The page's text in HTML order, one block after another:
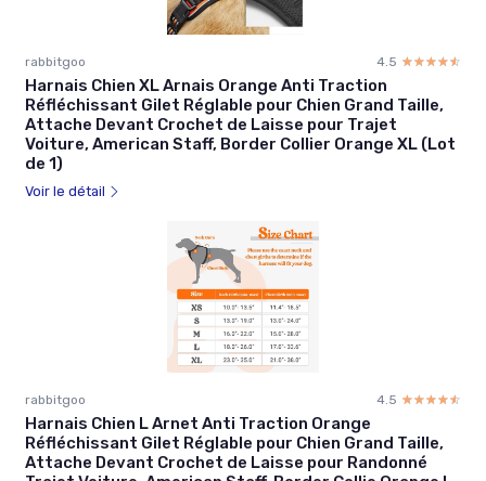
rabbitgoo 4.5 ☆☆☆☆☆
★★★★★
Harnais Chien XL Arnais Orange Anti Traction
Réfléchissant Gilet Réglable pour Chien Grand Taille,
Attache Devant Crochet de Laisse pour Trajet
Voiture, American Staff, Border Collier Orange XL (Lot
de 1)
Voir le détail
rabbitgoo 4.5 ☆☆☆☆☆
★★★★★
Harnais Chien L Arnet Anti Traction Orange
Réfléchissant Gilet Réglable pour Chien Grand Taille,
Attache Devant Crochet de Laisse pour Randonné